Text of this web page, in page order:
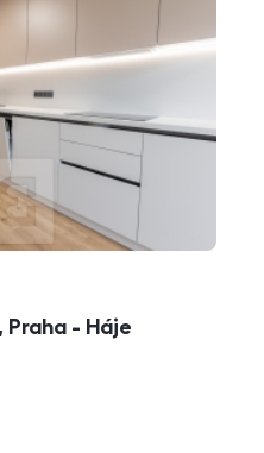
Praha - Háje